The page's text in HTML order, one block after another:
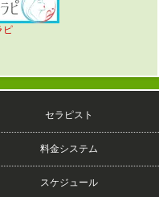
ピ
セラピスト
料金システム
スケジュール